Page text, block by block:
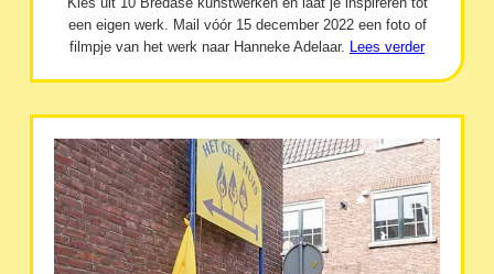
een eigen werk. Mail vóór 15 december 2022 een foto of
filmpje van het werk naar Hanneke Adelaar.
Lees verder